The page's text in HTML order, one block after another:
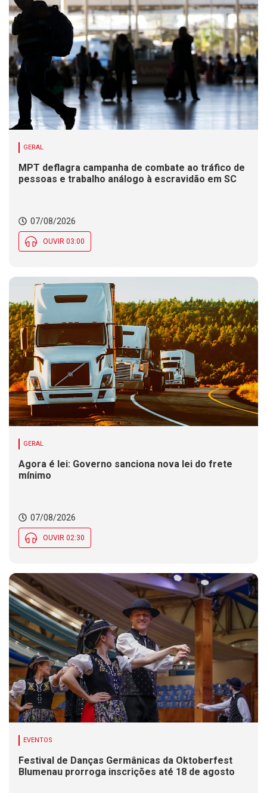
GERAL
MPT deflagra campanha de combate ao tráfico de
pessoas e trabalho análogo à escravidão em SC
07/08/2026
OUVIR 03:00
GERAL
Agora é lei: Governo sanciona nova lei do frete
mínimo
07/08/2026
OUVIR 02:30
EVENTOS
Festival de Danças Germânicas da Oktoberfest
Blumenau prorroga inscrições até 18 de agosto